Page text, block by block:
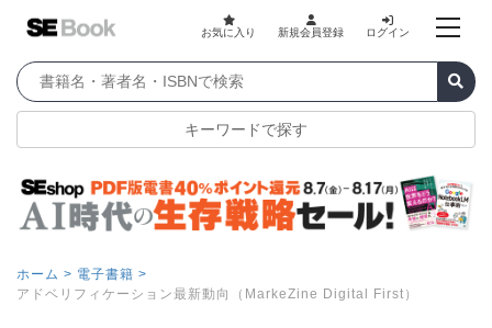
お気に入り 新規会員登録 ログイン
キーワードで探す
ホーム > 電子書籍 >
アドベリフィケーション最新動向（MarkeZine Digital First）